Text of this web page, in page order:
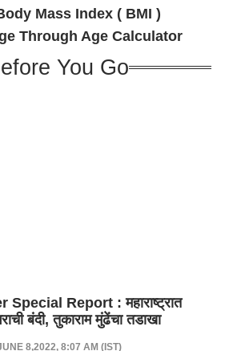
Mass Index ( BMI )
Through Age Calculator
You Go
Report : महाराष्ट्रात
बंदी, तुकाराम मुंढेंचा तडाखा
8,2022, 8:07 AM (IST)